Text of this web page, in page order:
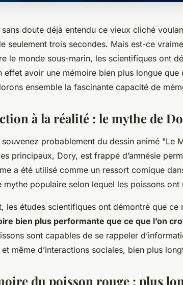
doute déjà entendu ce vieux cliché
seulement trois secondes. Mais est-ce
le monde sous-marin, les scientifiques ont
effet avoir une mémoire bien plus longue que
ensemble la fascinante capacité de
à la réalité : le mythe de
probablement du dessin animé "Le
principaux, Dory, est frappé d’amnésie
a été utilisé comme un ressort comique
mythe populaire selon lequel les poissons ont
les études scientifiques ont démontré que ce
bien plus performante que ce que l’on
sont capables de se rappeler
même d’interactions sociales, bien plus
du poisson rouge : plus